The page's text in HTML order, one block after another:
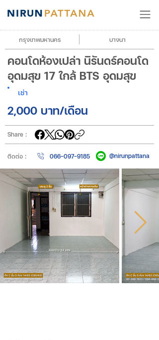
กรุงเทพมหานคร บางนา
คอนโดห้องเปล่า นิรันดร์คอนโด
อุดมสุข 17 ใกล้ BTS อุดมสุข
เช่า
2,000 บาท/เดือน
Share :
ติดต่อ : 066-097-9185 @nirunpattana